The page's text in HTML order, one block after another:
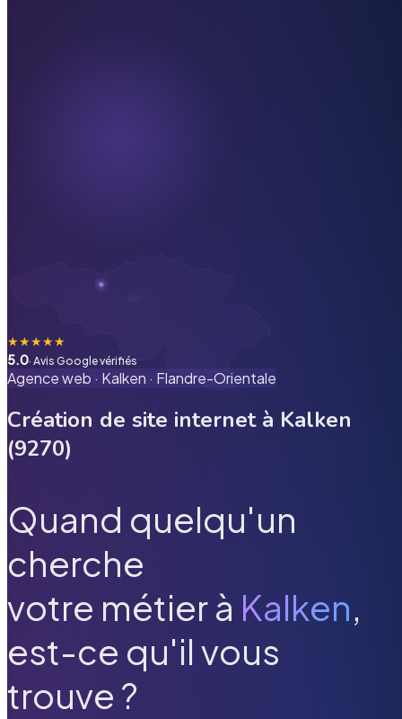
★★★★★
5.0· Avis Google vérifiés
Agence web · Kalken · Flandre-Orientale
Création de site internet à Kalken
(9270)
Quand quelqu'un
cherche
votre métier à Kalken,
est-ce qu'il vous
trouve ?